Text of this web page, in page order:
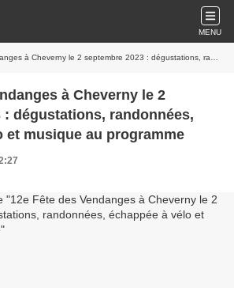
MENU
le 2 septembre 2023 : dégustations, randonnées, échappée à vélo et musique au programme
à Cheverny le 2
: dégustations, randonnées,
et musique au programme